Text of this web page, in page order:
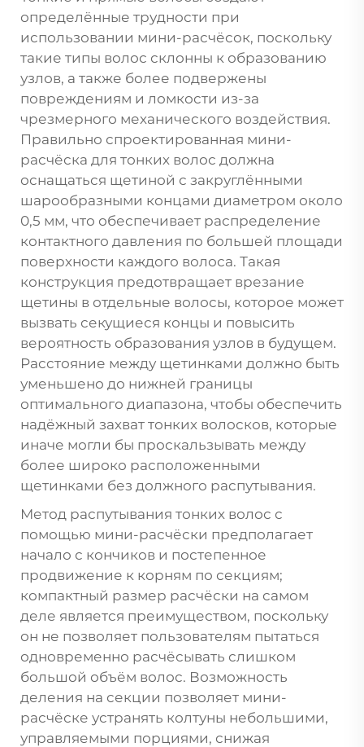
определённые трудности при
использовании мини-расчёсок, поскольку
такие типы волос склонны к образованию
узлов, а также более подвержены
повреждениям и ломкости из-за
чрезмерного механического воздействия.
Правильно спроектированная мини-
расчёска для тонких волос должна
оснащаться щетиной с закруглёнными
шарообразными концами диаметром около
0,5 мм, что обеспечивает распределение
контактного давления по большей площади
поверхности каждого волоса. Такая
конструкция предотвращает врезание
щетины в отдельные волосы, которое может
вызвать секущиеся концы и повысить
вероятность образования узлов в будущем.
Расстояние между щетинками должно быть
уменьшено до нижней границы
оптимального диапазона, чтобы обеспечить
надёжный захват тонких волосков, которые
иначе могли бы проскальзывать между
более широко расположенными
щетинками без должного распутывания.
Метод распутывания тонких волос с
помощью мини-расчёски предполагает
начало с кончиков и постепенное
продвижение к корням по секциям;
компактный размер расчёски на самом
деле является преимуществом, поскольку
он не позволяет пользователям пытаться
одновременно расчёсывать слишком
большой объём волос. Возможность
деления на секции позволяет мини-
расчёске устранять колтуны небольшими,
управляемыми порциями, снижая